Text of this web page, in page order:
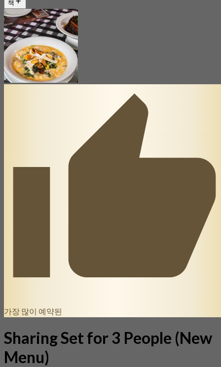
책
가장 많이 예약된
Sharing Set for 3 People (New
Menu)